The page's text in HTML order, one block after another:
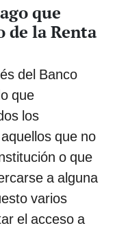
que
de la Renta
del Banco
que
los
que no
o que
a alguna
varios
el acceso a